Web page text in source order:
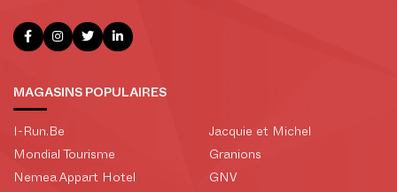
MAGASINS POPULAIRES
I-Run.Be
Mondial Tourisme
Nemea Appart Hotel
Jacquie et Michel
Granions
GNV